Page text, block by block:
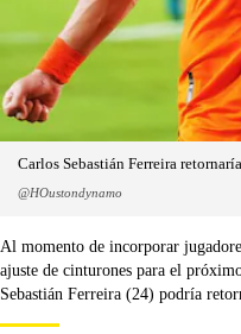
Carlos Sebastián Ferreira
@HOustondynamo
Al momento de incorporar
ajuste de cinturones para el
Sebastián Ferreira (24) podría